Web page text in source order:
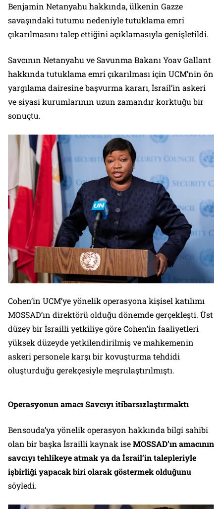
Benjamin Netanyahu hakkında, ülkenin Gazze
savaşındaki tutumu nedeniyle tutuklama emri
çıkarılmasını talep ettiğini açıklamasıyla genişletildi.
Savcının Netanyahu ve Savunma Bakanı Yoav Gallant
hakkında tutuklama emri çıkarılması için UCM’nin ön
yargılama dairesine başvurma kararı, İsrail’in askeri
ve siyasi kurumlarının uzun zamandır korktuğu bir
sonuçtu.
Cohen’in UCM’ye yönelik operasyona kişisel katılımı
MOSSAD’ın direktörü olduğu dönemde gerçekleşti. Üst
düzey bir İsrailli yetkiliye göre Cohen’in faaliyetleri
yüksek düzeyde yetkilendirilmiş ve mahkemenin
askeri personele karşı bir kovuşturma tehdidi
oluşturduğu gerekçesiyle meşrulaştırılmıştı.
Operasyonun amacı Savcıyı itibarsızlaştırmaktı
Bensouda’ya yönelik operasyon hakkında bilgi sahibi
olan bir başka İsrailli kaynak iseMOSSAD’ın amacının
savcıyı tehlikeye atmak ya da İsrail’in talepleriyle
işbirliği yapacak biri olarak göstermek olduğunu
söyledi.